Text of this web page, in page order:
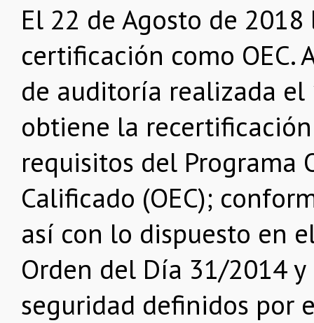
El 22 de Agosto de
certificación como OEC.
de auditoría realizada el
obtiene la
requisitos del Programa
Calificado (OEC);
así con lo dispuesto en
Orden del Día 31/2014
seguridad definidos por